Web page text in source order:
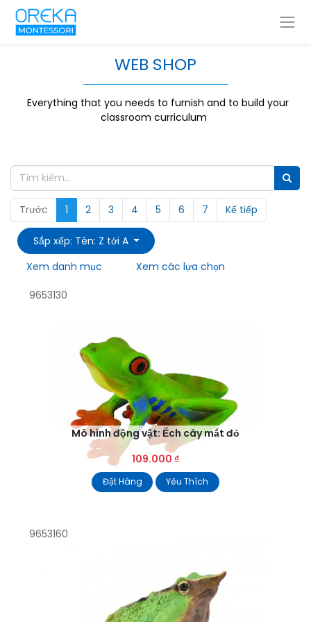
WEB SHOP
Everything that you needs to furnish and to build your
classroom curriculum
Trước 1 2 3 4 5 6 7 Kế tiếp
Sắp xếp: Tên: Z tới A
Xem danh mục
Xem các lựa chọn
9653130
Mô hình động vật: Ếch cây mắt đỏ
109.000 ₫
Đặt Hàng Yêu Thích
9653160